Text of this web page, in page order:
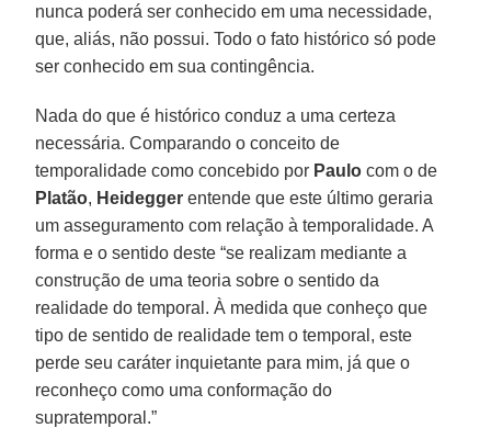
nunca poderá ser conhecido em uma necessidade,
que, aliás, não possui. Todo o fato histórico só pode
ser conhecido em sua contingência.
Nada do que é histórico conduz a uma certeza
necessária. Comparando o conceito de
temporalidade como concebido por Paulo com o de
Platão, Heidegger entende que este último geraria
um asseguramento com relação à temporalidade. A
forma e o sentido deste “se realizam mediante a
construção de uma teoria sobre o sentido da
realidade do temporal. À medida que conheço que
tipo de sentido de realidade tem o temporal, este
perde seu caráter inquietante para mim, já que o
reconheço como uma conformação do
supratemporal.”